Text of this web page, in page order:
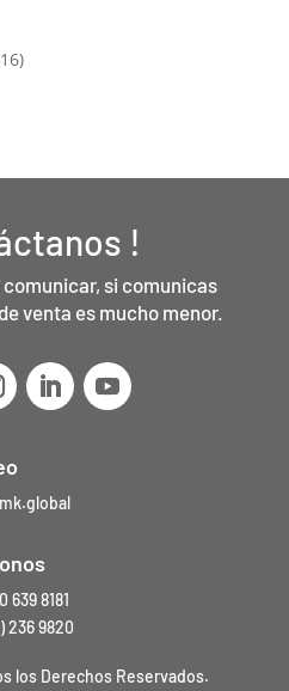
!
comunicar, si comunicas
venta es mucho menor.
639 8181
236 9820
los Derechos Reservados.